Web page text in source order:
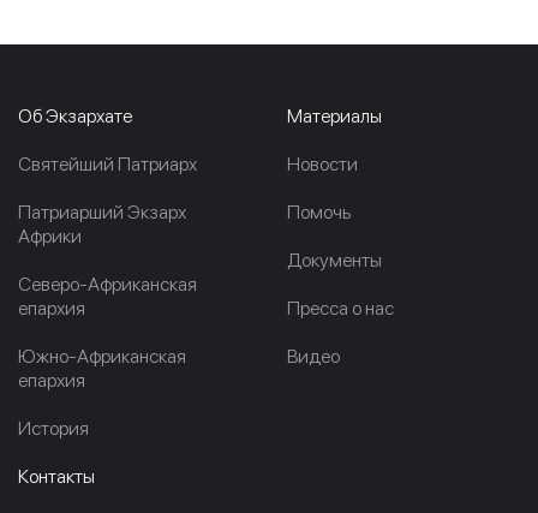
Об Экзархате
Cвятейший Патриарх
Патриарший Экзарх
Африки
Северо-Африканская
епархия
Южно-Африканская
епархия
История
Материалы
Новости
Помочь
Документы
Пресса о нас
Видео
Контакты